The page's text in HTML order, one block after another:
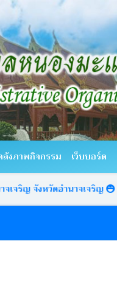
ลังภาพกิจกรรม เว็บบอร์ด
นาจเจริญ